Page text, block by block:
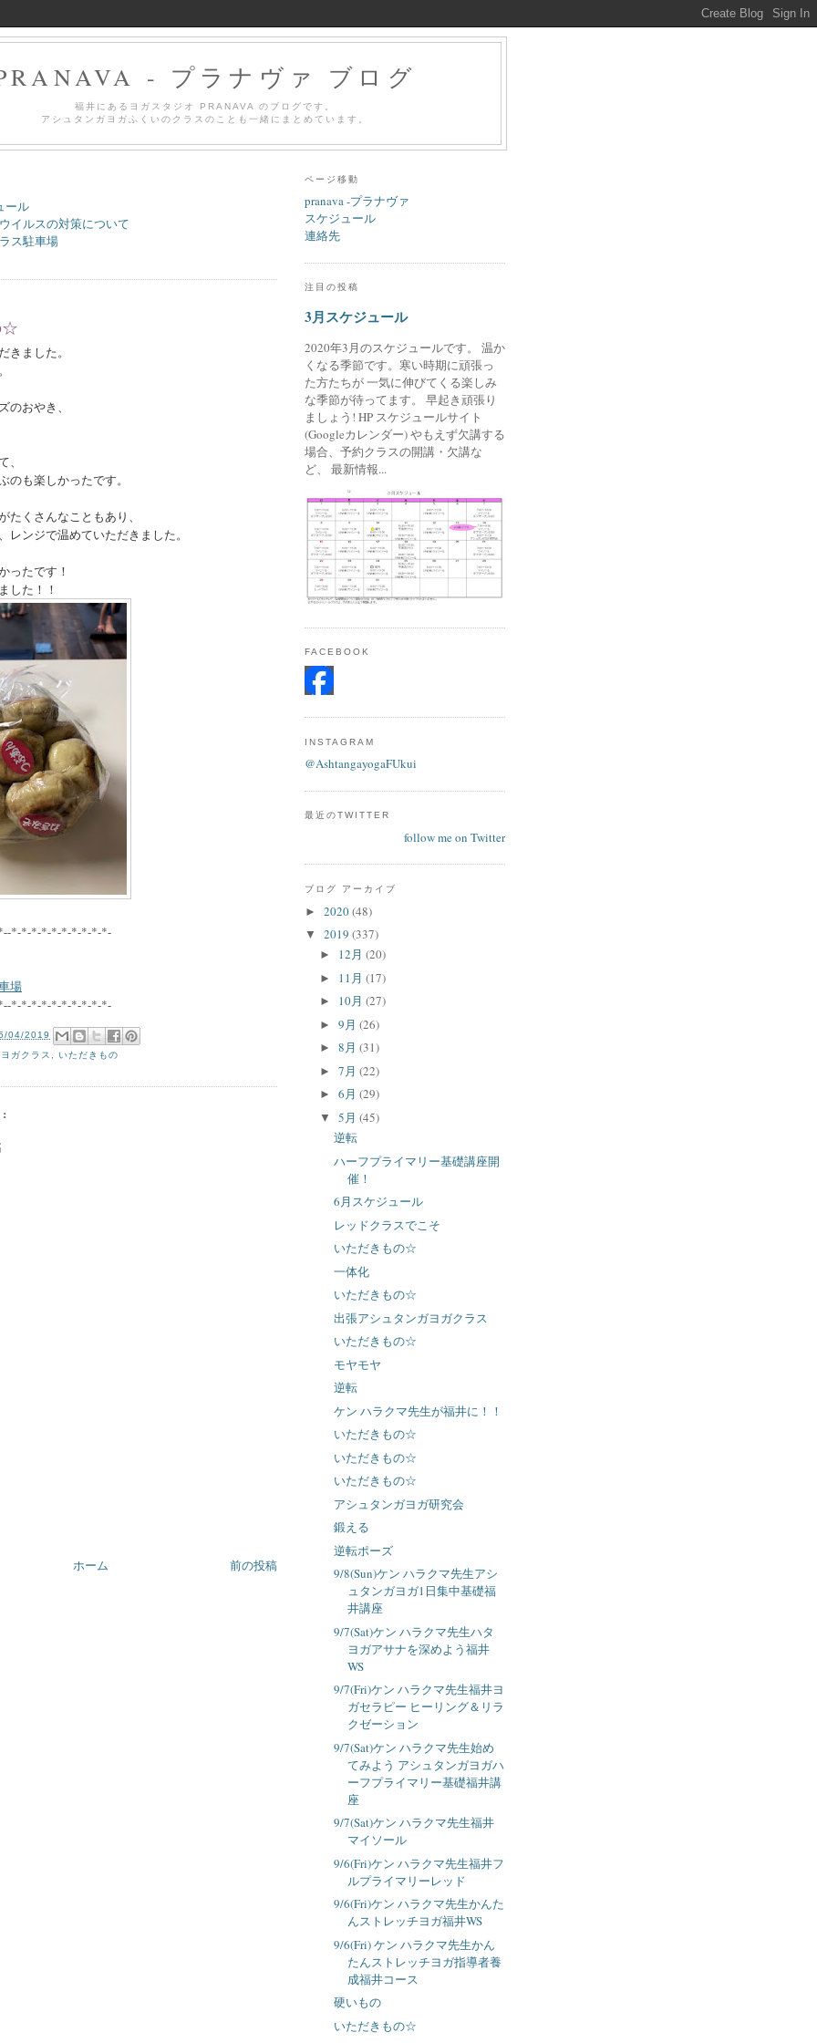
- プラナヴァ ブログ
福井にあるヨガスタジオ PRANAVA のブログです。
アシュタンガヨガふくいのクラスのことも一緒にまとめています。
ール
イルスの対策について
ス駐車場
☆
きました。
のおやき、
のも楽しかったです。
たくさんなこともあり、
レンジで温めていただきました。
ったです！
した！！
*-*-*-*-*-*-*-*-*-*-
場
*-*-*-*-*-*-*-*-*-*-
04/2019
ガクラス
,いただきもの
前の投稿
ホーム
ページ移動
pranava -プラナヴァ
スケジュール
連絡先
注目の投稿
3月スケジュール
2020年3月のスケジュールです。 温か
くなる季節です。寒い時期に頑張っ
た方たちが 一気に伸びてくる楽しみ
な季節が待ってます。 早起き頑張り
ましょう! HP スケジュールサイト
(Googleカレンダー) やもえず欠講する
場合、予約クラスの開講・欠講な
ど、 最新情報...
FACEBOOK
INSTAGRAM
@AshtangayogaFUkui
最近のTWITTER
follow me on Twitter
ブログ アーカイブ
► 2020(48)
▼ 2019 (337)
► 12月 (20)
► 11月 (17)
► 10月 (27)
► 9月 (26)
► 8月 (31)
► 7月 (22)
► 6月 (29)
▼ 5月 (45)
逆転
ハーフプライマリー基礎講座開
催！
6月スケジュール
レッドクラスでこそ
いただきもの☆
一体化
いただきもの☆
出張アシュタンガヨガクラス
いただきもの☆
モヤモヤ
逆転
ケン ハラクマ先生が福井に！！
いただきもの☆
いただきもの☆
いただきもの☆
アシュタンガヨガ研究会
鍛える
逆転ポーズ
9/8(Sun)ケン ハラクマ先生アシ
ュタンガヨガ1日集中基礎福
井講座
9/7(Sat)ケン ハラクマ先生ハタ
ヨガアサナを深めよう福井
WS
9/7(Fri)ケン ハラクマ先生福井ヨ
ガセラピー ヒーリング＆リラ
クゼーション
9/7(Sat)ケン ハラクマ先生始め
てみよう アシュタンガヨガハ
ーフプライマリー基礎福井講
座
9/7(Sat)ケン ハラクマ先生福井
マイソール
9/6(Fri)ケン ハラクマ先生福井フ
ルプライマリーレッド
9/6(Fri)ケン ハラクマ先生かんた
んストレッチヨガ福井WS
9/6(Fri) ケン ハラクマ先生かん
たんストレッチヨガ指導者養
成福井コース
硬いもの
いただきもの☆